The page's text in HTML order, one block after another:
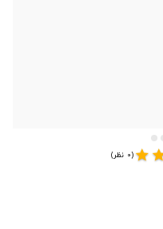
star(0 نظر)